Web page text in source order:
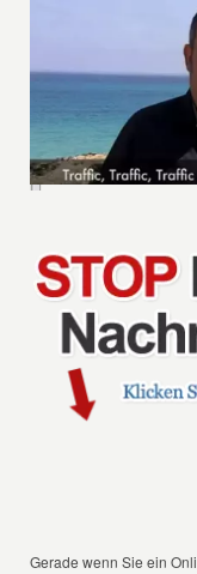
Gerade wenn Sie ein